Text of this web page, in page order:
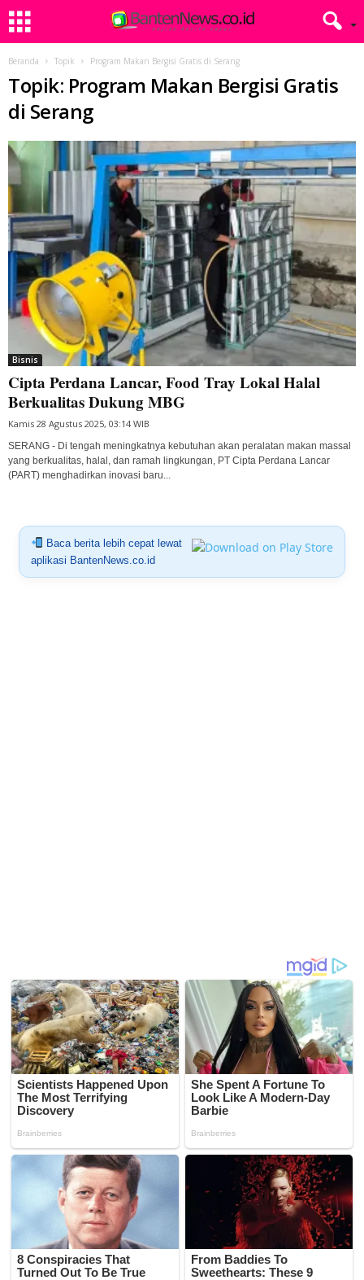
Beranda Topik Program Makan Bergisi Gratis di Serang
Topik: Program Makan Bergisi Gratis
di Serang
Bisnis
Cipta Perdana Lancar, Food Tray Lokal Halal
Berkualitas Dukung MBG
Kamis 28 Agustus 2025, 03:14 WIB
SERANG - Di tengah meningkatnya kebutuhan akan peralatan makan massal
yang berkualitas, halal, dan ramah lingkungan, PT Cipta Perdana Lancar
(PART) menghadirkan inovasi baru...
Baca berita lebih cepat lewat
aplikasi BantenNews.co.id